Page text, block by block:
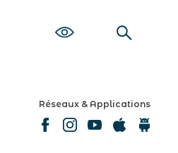
Réseaux & Applications